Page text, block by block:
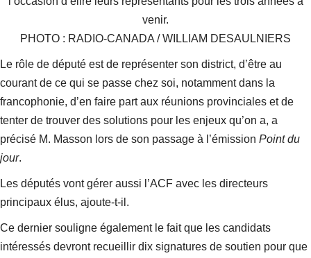
venir.
PHOTO : RADIO-CANADA / WILLIAM DESAULNIERS
Le rôle de député est de représenter son district, d’être au
courant de ce qui se passe chez soi, notamment dans la
francophonie, d’en faire part aux réunions provinciales et de
tenter de trouver des solutions pour les enjeux qu’on a, a
précisé M. Masson lors de son passage à l’émission Point du
jour.
Les députés vont gérer aussi l’ACF avec les directeurs
principaux élus, ajoute-t-il.
Ce dernier souligne également le fait que les candidats
intéressés devront recueillir dix signatures de soutien pour que